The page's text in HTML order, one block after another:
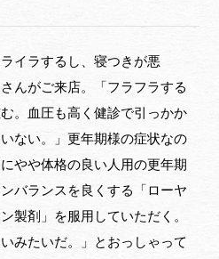
イラするし、寝つきが悪
んがご来店。「フラフラする
。血圧も高く健診で引っかか
ない。」更年期様の症状なの
やや体格の良い人用の更年期
バランスを良くする「ローヤ
製剤」を服用していただく。
みたいだ。」とおっしゃって